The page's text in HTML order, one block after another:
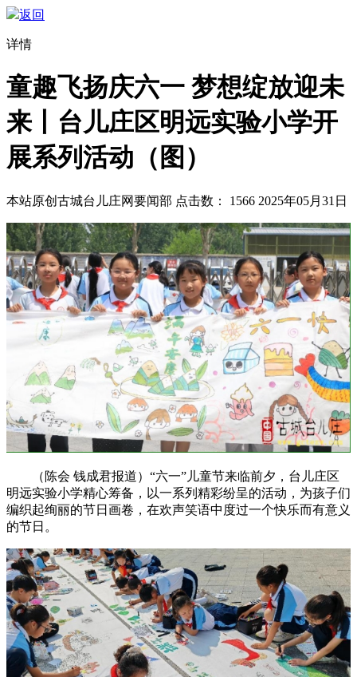
返回
详情
童趣飞扬庆六一 梦想绽放迎未
来丨台儿庄区明远实验小学开
展系列活动（图）
本站原创 古城台儿庄网要闻部 点击数： 1566 2025年05月31日
（陈会 钱成君报道）“六一”儿童节来临前夕，台儿庄区
明远实验小学精心筹备，以一系列精彩纷呈的活动，为孩子们
编织起绚丽的节日画卷，在欢声笑语中度过一个快乐而有意义
的节日。